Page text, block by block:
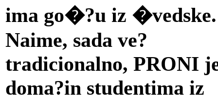
ima go�?u iz �vedske.
Naime, sada ve?
tradicionalno, PRONI
doma?in studentima iz